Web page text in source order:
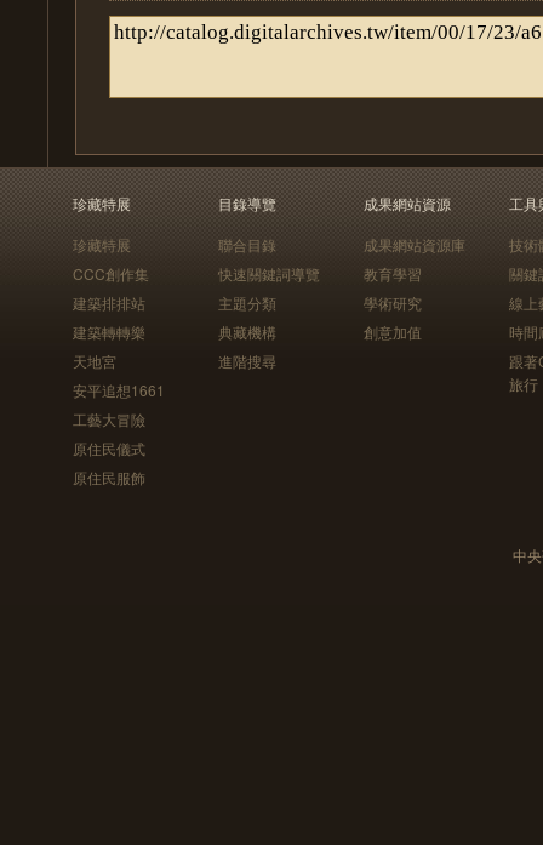
珍藏特展
珍藏特展
CCC創作集
建築排排站
建築轉轉樂
天地宮
安平追想1661
工藝大冒險
原住民儀式
原住民服飾
目錄導覽
聯合目錄
快速關鍵詞導覽
主題分類
典藏機構
進階搜尋
成果網站資源
成果網站資源庫
教育學習
學術研究
創意加值
工具
技術
關鍵
線上
時間
跟
旅行
中